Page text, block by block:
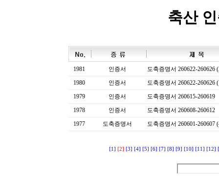
축산
1981 인증서
도축증명서 260622-260626
1980
인증서
도축증명서 260622-260626
1979
인증서
도축증명서 260615-260619
1978
인증서
도축증명서 260608-260612
1977
도축증명서 도축증명서 260601-260607
[1] [2] [3] [4] [5] [6] [7] [8] [9] [10] [11] [12]